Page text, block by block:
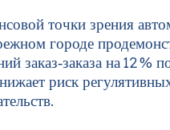
точки зрения
городе
заказ‑заказа на 12
риск